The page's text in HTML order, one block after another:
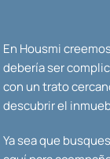
En Housmi
debería ser
con un trato
descubrir el
Ya sea que